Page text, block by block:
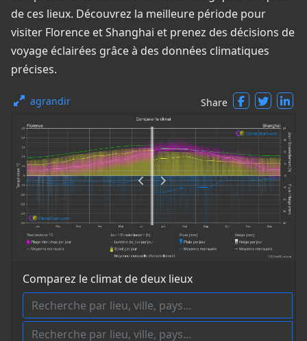
de ces lieux. Découvrez la meilleure période pour
visiter Florence et Shanghai et prenez des décisions de
voyage éclairées grâce à des données climatiques
précises.
agrandir Share
Comparez le climat de deux lieux